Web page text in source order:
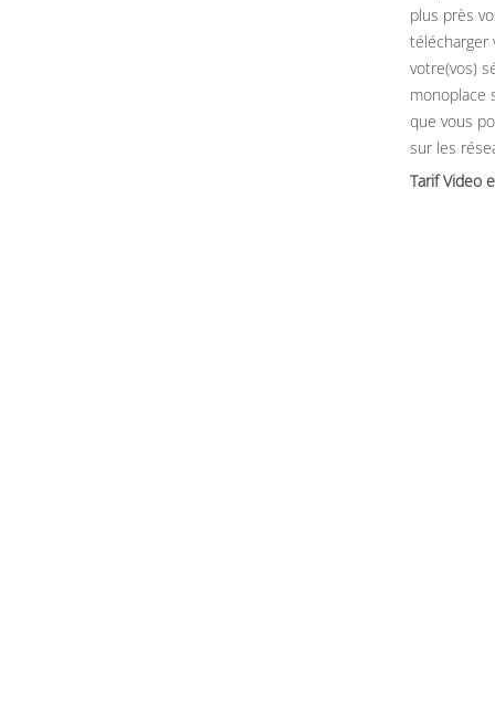
plus près
télécharger
votre(vos)
monoplace
que vous
sur les
Tarif Video